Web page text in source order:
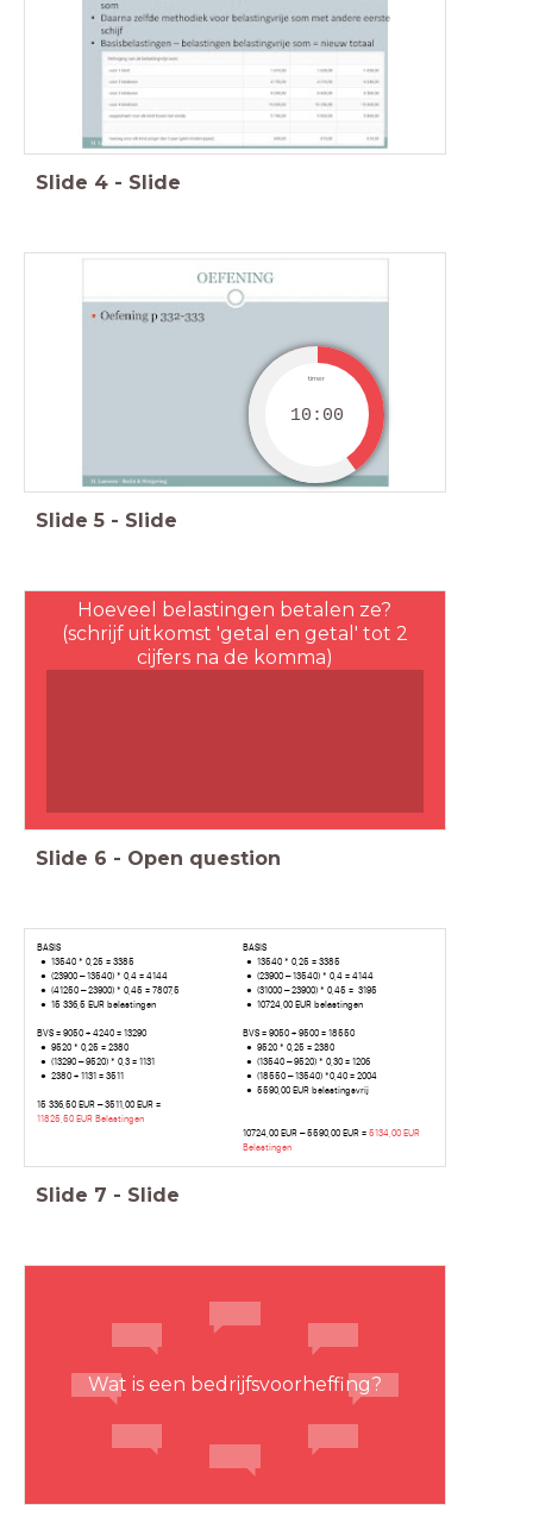
Slide 4 - Slide
timer
10:00
Slide 5 - Slide
Hoeveel belastingen betalen ze?
(schrijf uitkomst 'getal en getal' tot 2
cijfers na de komma)
Slide 6 - Open question
BASIS
13540 * 0,25 = 3385
(23900 – 13540) * 0,4 = 4144
(41250 – 23900) * 0,45 = 7807,5
15 336,5 EUR belastingen
BVS = 9050 + 4240 = 13290
9520 * 0,25 = 2380
(13290 – 9520) * 0,3 = 1131
2380 + 1131 = 3511
15 336,50 EUR – 3511,00 EUR =
11825,50 EUR Belastingen
BASIS
13540 * 0,25 = 3385
(23900 – 13540) * 0,4 = 4144
(31000 – 23900) * 0,45 = 3195
10724,00 EUR belastingen
BVS = 9050 + 9500 = 18550
9520 * 0,25 = 2380
(13540 – 9520) * 0,30 = 1206
(18550 – 13540) *0,40 = 2004
5590,00 EUR belastingsvrij
10724,00 EUR – 5590,00 EUR = 5134,00 EUR
Belastingen
Slide 7 - Slide
Wat is een bedrijfsvoorheffing?